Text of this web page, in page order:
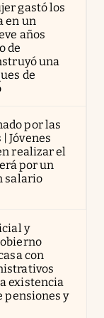
gastó los
en un
años
de
una
de
por las
Jóvenes
realizar el
por un
salario
y
con
existencia
pensiones y